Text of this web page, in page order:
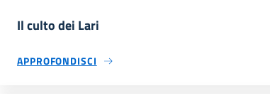
Il culto dei Lari
APPROFONDISCI